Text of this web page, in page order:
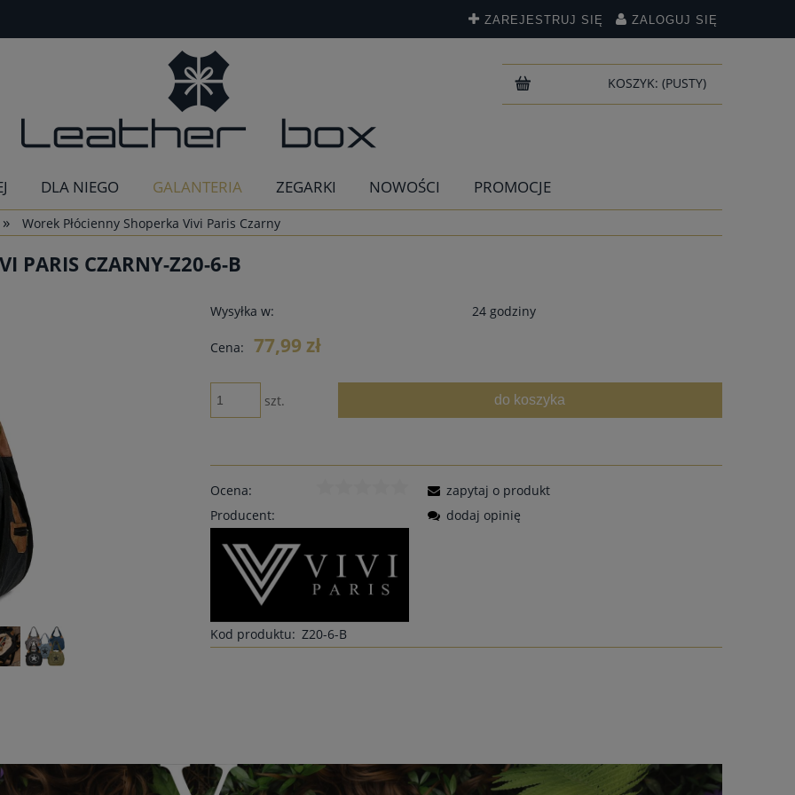
ZAREJESTRUJ SIĘ ZALOGUJ SIĘ
KOSZYK: (PUSTY)
DLA NIEGO GALANTERIA ZEGARKI NOWOŚCI
PROMOCJE
»
Worek Płócienny Shoperka Vivi Paris Czarny
PARIS CZARNY-Z20-6-B
Wysyłka w: 24 godziny
Cena: 77,99 zł
szt. do koszyka
Ocena:
Producent:
Kod produktu: Z20-6-B
zapytaj o produkt
dodaj opinię